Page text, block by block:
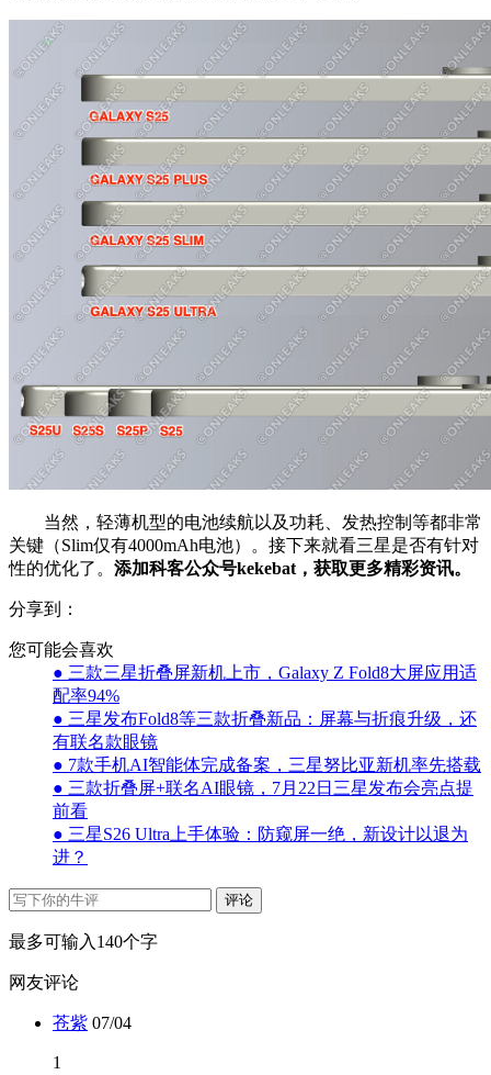
当然，轻薄机型的电池续航以及功耗、发热控制等都非常
关键（Slim仅有4000mAh电池）。接下来就看三星是否有针对
性的优化了。 添加科客公众号kekebat，获取更多精彩资讯。
分享到：
您可能会喜欢
● 三款三星折叠屏新机上市，Galaxy Z Fold8大屏应用适
配率94%
● 三星发布Fold8等三款折叠新品：屏幕与折痕升级，还
有联名款眼镜
● 7款手机AI智能体完成备案，三星努比亚新机率先搭载
● 三款折叠屏+联名AI眼镜，7月22日三星发布会亮点提
前看
● 三星S26 Ultra上手体验：防窥屏一绝，新设计以退为
进？
评论
最多可输入140个字
网友评论
苍紫 07/04
1